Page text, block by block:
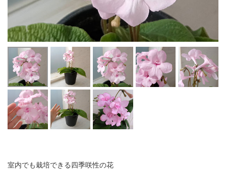
室内でも栽培できる四季咲性の花